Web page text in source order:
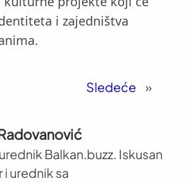
i zajedništva
Sledeće »
Balkan.buzz. Iskusan
i urednik sa